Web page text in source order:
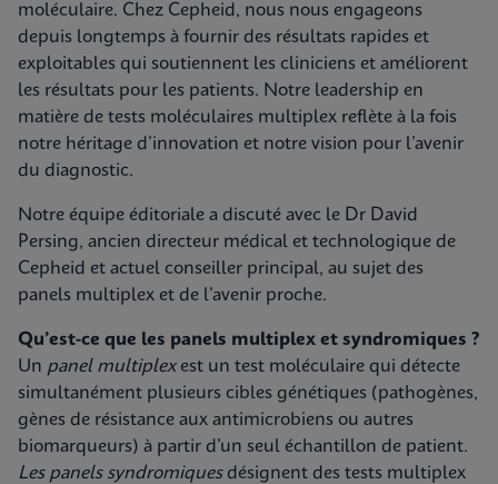
moléculaire. Chez Cepheid, nous nous engageons
depuis longtemps à fournir des résultats rapides et
exploitables qui soutiennent les cliniciens et améliorent
les résultats pour les patients. Notre leadership en
matière de tests moléculaires multiplex reflète à la fois
notre héritage d’innovation et notre vision pour l’avenir
du diagnostic.
Notre équipe éditoriale a discuté avec le Dr David
Persing, ancien directeur médical et technologique de
Cepheid et actuel conseiller principal, au sujet des
panels multiplex et de l’avenir proche.
Qu’est-ce que les panels multiplex et syndromiques ?
Un panel multiplex est un test moléculaire qui détecte
simultanément plusieurs cibles génétiques (pathogènes,
gènes de résistance aux antimicrobiens ou autres
biomarqueurs) à partir d’un seul échantillon de patient.
Les panels syndromiquesdésignent des tests multiplex